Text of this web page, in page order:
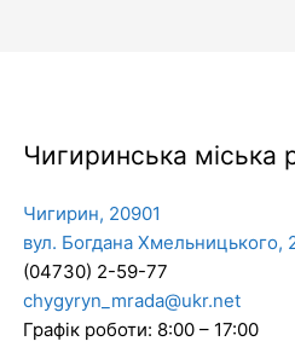
Чигиринська міська
Чигирин, 20901
вул. Богдана Хмельницького,
(04730) 2-59-77
chygyryn_mrada@ukr.net
Графік роботи: 8:00 – 17:00